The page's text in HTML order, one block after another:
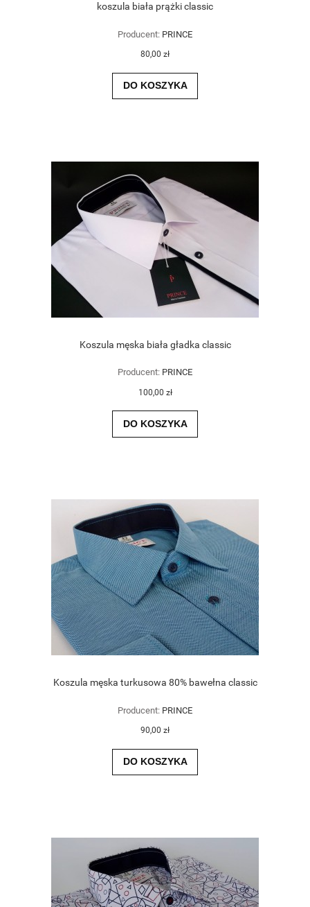
koszula biała prążki classic
Producent: PRINCE
80,00 zł
DO KOSZYKA
Koszula męska biała gładka classic
Producent: PRINCE
100,00 zł
DO KOSZYKA
Koszula męska turkusowa 80% bawełna classic
Producent: PRINCE
90,00 zł
DO KOSZYKA